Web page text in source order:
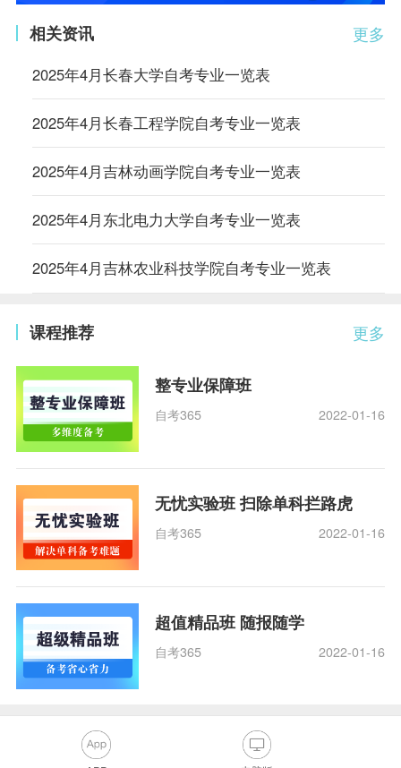
更多
相关资讯
2025年4月长春大学自考专业一览表
2025年4月长春工程学院自考专业一览表
2025年4月吉林动画学院自考专业一览表
2025年4月东北电力大学自考专业一览表
2025年4月吉林农业科技学院自考专业一览表
更多
课程推荐
整专业保障班
自考365 2022-01-16
无忧实验班 扫除单科拦路虎
自考365 2022-01-16
超值精品班 随报随学
自考365 2022-01-16